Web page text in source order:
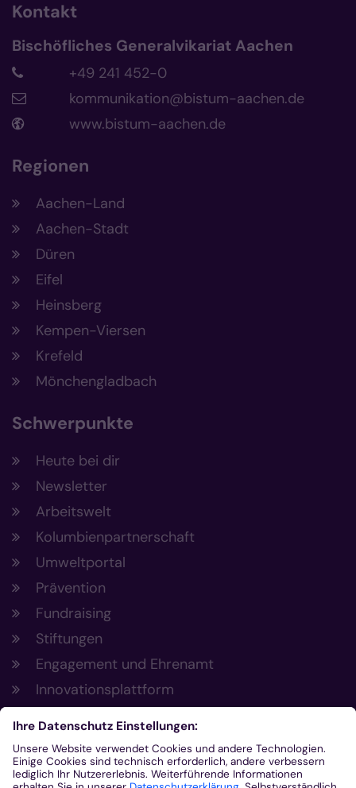
Kontakt
Bischöfliches Generalvikariat Aachen
+49 241 452-0
kommunikation@bistum-aachen.de
www.bistum-aachen.de
Regionen
Aachen-Land
Aachen-Stadt
Düren
Eifel
Heinsberg
Kempen-Viersen
Krefeld
Mönchengladbach
Schwerpunkte
Heute bei dir
Newsletter
Arbeitswelt
Kolumbienpartnerschaft
Umweltportal
Prävention
Fundraising
Stiftungen
Engagement und Ehrenamt
Innovationsplattform
Aus der Plattform
Nachrichten